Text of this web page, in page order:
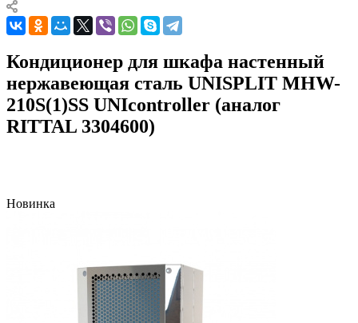
Кондиционер для шкафа настенный
нержавеющая сталь UNISPLIT MHW-
210S(1)SS UNIcontroller (аналог
RITTAL 3304600)
Новинка